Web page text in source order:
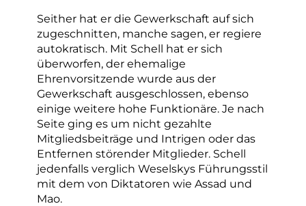
Seither hat er die Gewerkschaft auf sich
zugeschnitten, manche sagen, er regiere
autokratisch. Mit Schell hat er sich
überworfen, der ehemalige
Ehrenvorsitzende wurde aus der
Gewerkschaft ausgeschlossen, ebenso
einige weitere hohe Funktionäre. Je nach
Seite ging es um nicht gezahlte
Mitgliedsbeiträge und Intrigen oder das
Entfernen störender Mitglieder. Schell
jedenfalls verglich Weselskys Führungsstil
mit dem von Diktatoren wie Assad und
Mao.